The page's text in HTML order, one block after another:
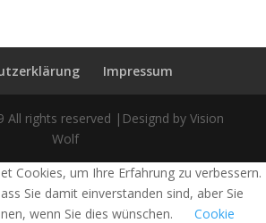
Impressum
All rights reserved |Designd by Vision
Wolf
Cookies, um Ihre Erfahrung zu verbessern.
Sie damit einverstanden sind, aber Sie
wenn Sie dies wünschen.
Cookie